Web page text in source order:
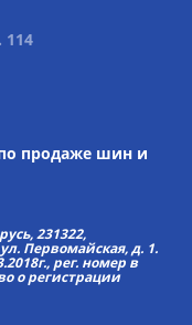
114
продаже шин и
231322,
Первомайская, д. 1.
рег. номер в
о регистрации